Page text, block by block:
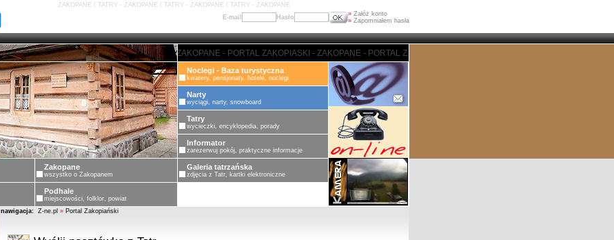
ZAKOPANE I TATRY - ZAKOPANE I TATRY - ZAKOPANE I TATRY - ZAKOPANE
E-mail
Hasło » Załóż konto
» Zapomniałem hasła
ZAKOPANE - PORTAL ZAKOPIASKI - ZAKOPANE - PORTAL ZAKOPIASKI - ZAKOPANE - PORTAL ZAKOPIASKI -
Noclegi - Baza turystyczna
kwatery, pensjonaty, hotele, noclegi
Narty
wyciągi, narty, snowboard
Tatry
wycieczki, encyklopedia, porady
Informator
zarezerwuj pokój, praktyczne informacje
Zakopane
wszystko o Zakopanem
Galeria tatrzańska
zdjęcia z Tatr, kartki elektroniczne
Podhale
miejscowości, folklor, powiat
nawigacja: Z-ne.pl » Portal Zakopiański